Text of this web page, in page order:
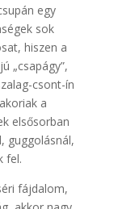
egy
sok
hiszen a
„csapágy”,
csont-ín
a
elsősorban
guggolásnál,
fel.
fájdalom,